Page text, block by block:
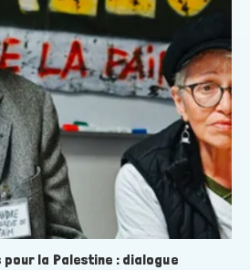
pour la Palestine : dialogue